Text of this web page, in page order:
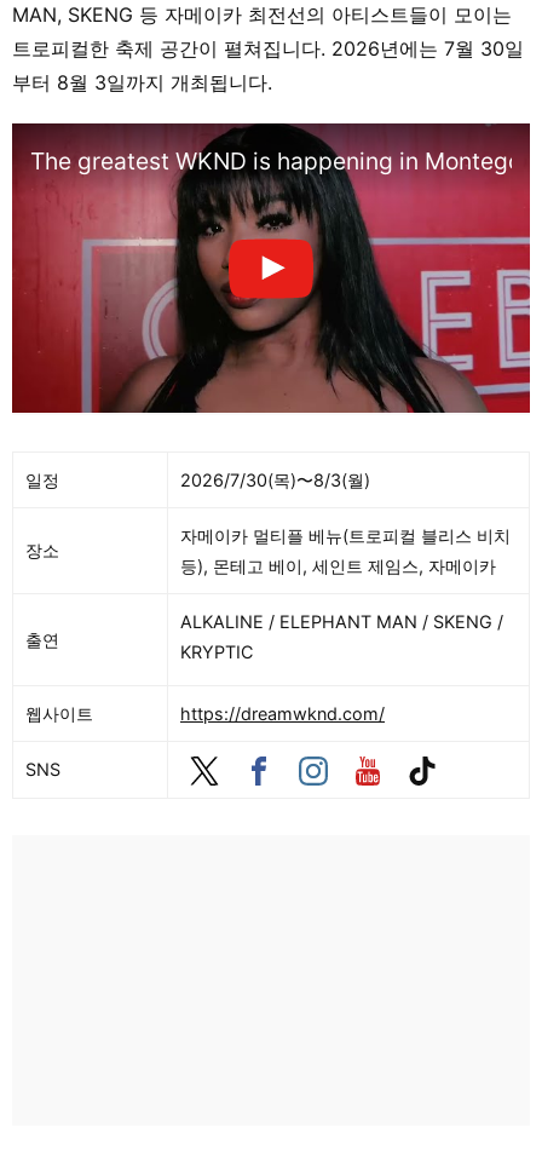
MAN, SKENG 등 자메이카 최전선의 아티스트들이 모이는
트로피컬한 축제 공간이 펼쳐집니다. 2026년에는 7월 30일
부터 8월 3일까지 개최됩니다.
The greatest WKND is happening in Montego
일정 2026/7/30(목)〜8/3(월)
장소
자메이카 멀티플 베뉴(트로피컬 블리스 비치
등), 몬테고 베이, 세인트 제임스, 자메이카
출연
ALKALINE / ELEPHANT MAN / SKENG /
KRYPTIC
웹사이트 https://dreamwknd.com/
SNS